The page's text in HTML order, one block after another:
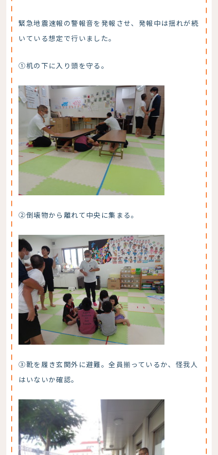
緊急地震速報の警報音を発報させ、発報中は揺れが続
いている想定で行いました。
①机の下に入り頭を守る。
②倒壊物から離れて中央に集まる。
③靴を履き玄関外に避難。全員揃っているか、怪我人
はいないか確認。